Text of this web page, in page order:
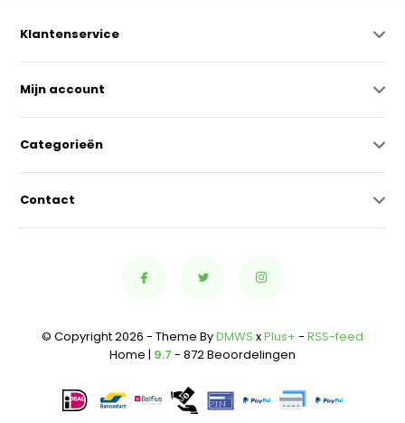
Klantenservice
Mijn account
Categorieën
Contact
© Copyright 2026 - Theme ByDMWS xPlus+ - RSS-feed
Home | 9.7 - 872 Beoordelingen